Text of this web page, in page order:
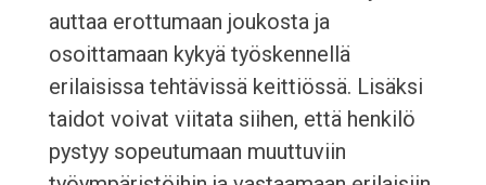
auttaa erottumaan joukosta ja
osoittamaan kykyä työskennellä
erilaisissa tehtävissä keittiössä. Lisäksi
taidot voivat viitata siihen, että henkilö
pystyy sopeutumaan muuttuviin